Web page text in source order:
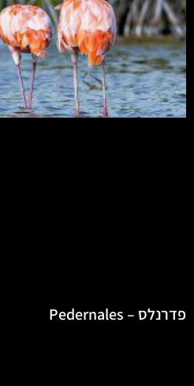
פדרנלס – Pedernales